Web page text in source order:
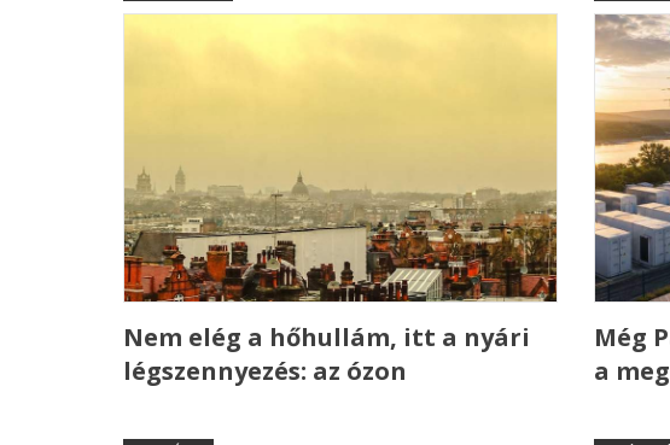
Nem elég a hőhullám, itt a nyári
légszennyezés: az ózon
Még
a